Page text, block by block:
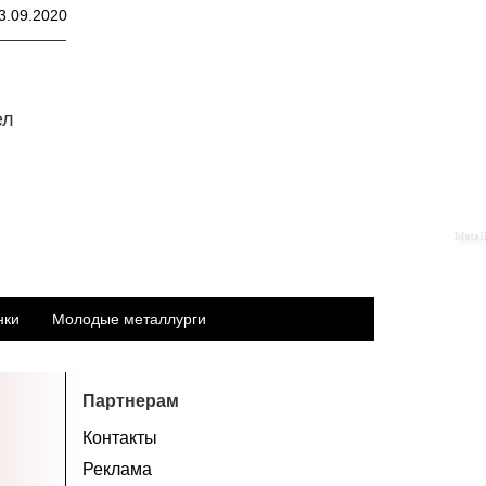
Молодые металлурги
Партнерам
Контакты
Реклама